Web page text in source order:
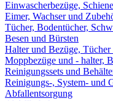
Einwascherbezüge,
Eimer, Wachser und
Tücher, Bodentücher,
Besen und Bürsten
Halter und Bezüge, Tücher
Moppbezüge und - halter,
Reinigungssets und
Reinigungs-, System- und
Abfallentsorgung